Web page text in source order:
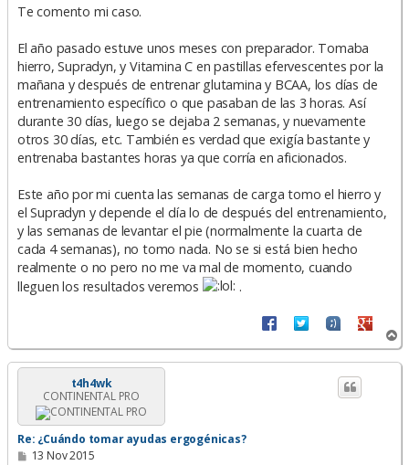
n
j
e
Te comento mi caso.
El año pasado estuve unos meses con preparador. Tomaba
hierro, Supradyn, y Vitamina C en pastillas efervescentes por la
mañana y después de entrenar glutamina y BCAA, los días de
entrenamiento específico o que pasaban de las 3 horas. Así
durante 30 días, luego se dejaba 2 semanas, y nuevamente
otros 30 días, etc. También es verdad que exigía bastante y
entrenaba bastantes horas ya que corría en aficionados.
Este año por mi cuenta las semanas de carga tomo el hierro y
el Supradyn y depende el día lo de después del entrenamiento,
y las semanas de levantar el pie (normalmente la cuarta de
cada 4 semanas), no tomo nada. No se si está bien hecho
realmente o no pero no me va mal de momento, cuando
lleguen los resultados veremos
.
r
r
t4h4wk
CONTINENTAL PRO
Re: ¿Cuándo tomar ayudas ergogénicas?
M13 Nov 2015